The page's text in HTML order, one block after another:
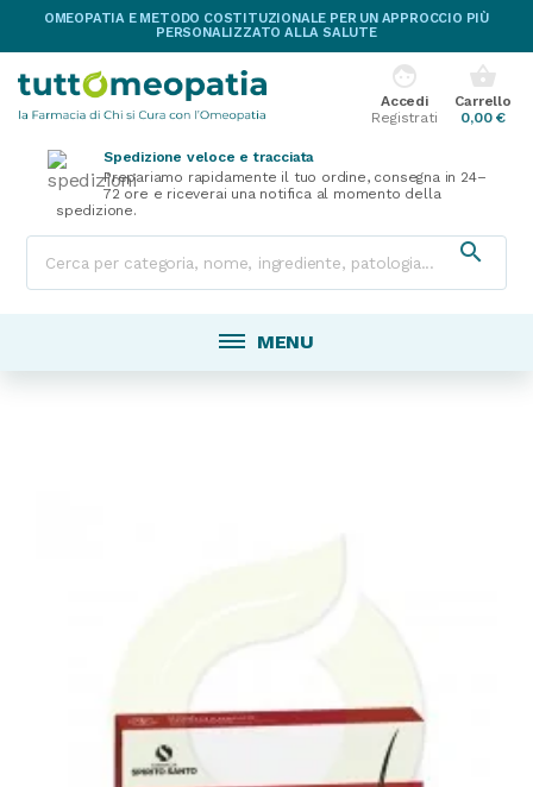
OMEOPATIA E METODO COSTITUZIONALE PER UN APPROCCIO PIÙ
PERSONALIZZATO ALLA SALUTE
shopping_basket
Carrello
0,00 €
face
Accedi
Registrati
Spedizione veloce e tracciata
Prepariamo rapidamente il tuo ordine, consegna in 24–
72 ore e riceverai una notifica al momento della
spedizione.

MENU